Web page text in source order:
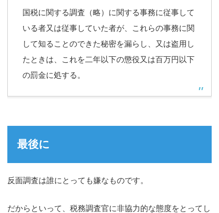
国税に関する調査（略）に関する事務に従事して
いる者又は従事していた者が、これらの事務に関
して知ることのできた秘密を漏らし、又は盗用し
たときは、これを二年以下の懲役又は百万円以下
の罰金に処する。
最後に
反面調査は誰にとっても嫌なものです。
だからといって、税務調査官に非協力的な態度をとってし